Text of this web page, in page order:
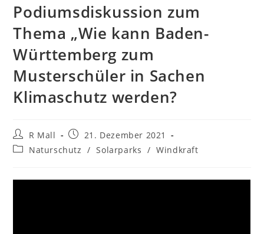
Podiumsdiskussion zum
Thema „Wie kann Baden-
Württemberg zum
Musterschüler in Sachen
Klimaschutz werden?
Beitrags-
Autor:
R Mall
Beitrag
veröffentlicht:
21. Dezember 2021
Beitrags-
Naturschutz / Solarparks / Windkraft